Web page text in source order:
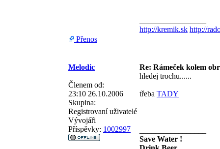
http://kremik.sk http://
Přenos
Melodic Re: Rámeček kolem
Členem od:
23:10 26.10.2006
Skupina:
Registrovaní uživatelé
Vývojáři
Příspěvky: 1002997
hledej trochu......
třeba TADY
Save Water !